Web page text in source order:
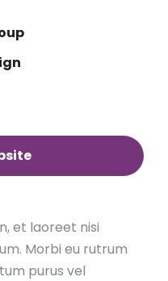
et laoreet nisi
Morbi eu rutrum
purus vel